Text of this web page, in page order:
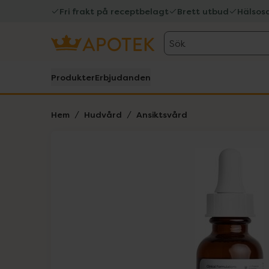
Fri frakt på receptbelagt Brett utbud
Sök
ProdukterErbjudanden
Hem Hudvård Ansiktsvård